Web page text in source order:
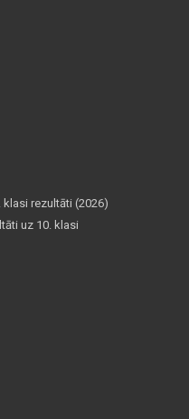
klasi rezultāti (2026)
uz 10. klasi